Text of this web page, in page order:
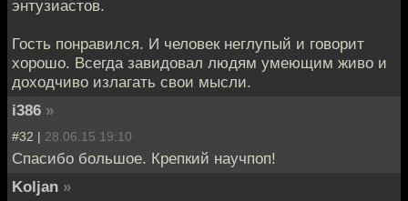
энтузиастов.
Гость понравился. И человек неглупый и говорит
хорошо. Всегда завидовал людям умеющим живо и
доходчиво излагать свои мысли.
i386 »
#32 | 28.06.15 19:10
Спасибо большое. Крепкий научпоп!
Koljan »